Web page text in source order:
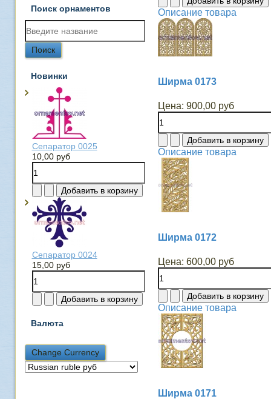
Поиск орнаментов
Новинки
Сепаратор 0025
10,00 руб
Сепаратор 0024
15,00 руб
Валюта
Описание товара
Ширма 0173
Цена: 900,00 руб
Описание товара
Ширма 0172
Цена: 600,00 руб
Описание товара
Ширма 0171